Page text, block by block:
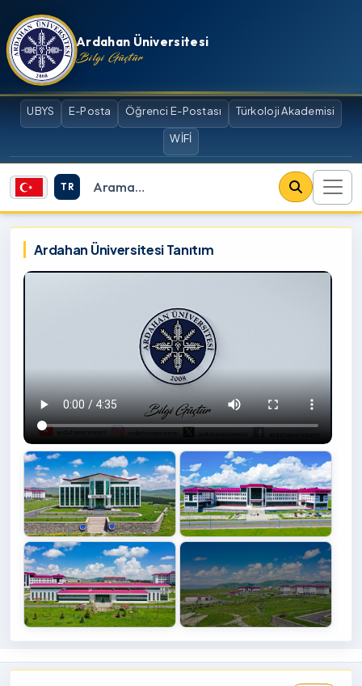
İçeriğe atla
Ardahan Üniversitesi
Bilgi Güçtür
UBYS E-Posta Öğrenci E-Postası Türkoloji Akademisi
WİFİ
TR
Site içi arama
Ardahan Üniversitesi
Ardahan Üniversitesi Tanıtım
İçin
Tıklayınız